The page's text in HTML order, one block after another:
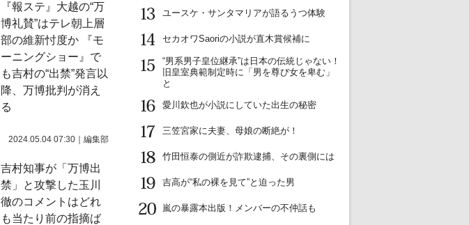
『報ステ』大越の“万
博礼賛”はテレ朝上層
部の維新忖度か 『モ
ーニングショー』で
も吉村の“出禁”発言以
降、万博批判が消え
る
2024.05.04 07:30 編集部
吉村知事が「万博出
禁」と攻撃した玉川
徹のコメントはどれ
も当たり前の指摘ば
13
ユースケ・サンタマリアが語るうつ体験
14
セカオワSaoriの小説が直木賞候補に
15
“男系男子皇位継承”は日本の伝統じゃない！
旧皇室典範制定時に「男を尊び女を卑む」
と
16
愛川欽也が小説にしていた出生の秘密
17
三笠宮家に夫妻、母娘の断絶が！
18
竹田恒泰の側近が詐欺逮捕、その裏側には
19
吉高が“私の裸を見て”と迫った男
20
嵐の暴露本出版！メンバーの不仲話も